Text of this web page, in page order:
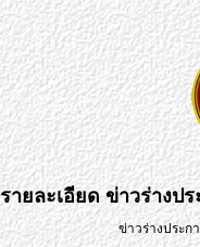
รายละเอียดข่าวร่างป
ข่าวร่างประก